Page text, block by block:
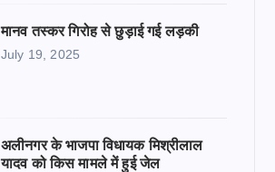
मानव तस्कर गिरोह से छुड़ाई गई लड़की
July 19, 2025
अलीनगर के भाजपा विधायक मिश्रीलाल
यादव को किस मामले में हुई जेल